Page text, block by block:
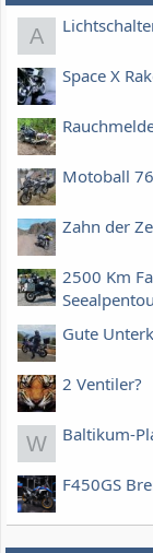
A
Space X
Motoball
Zahn der
2500 Km
Gute
2 Ventiler?
W Baltikum-
F450GS